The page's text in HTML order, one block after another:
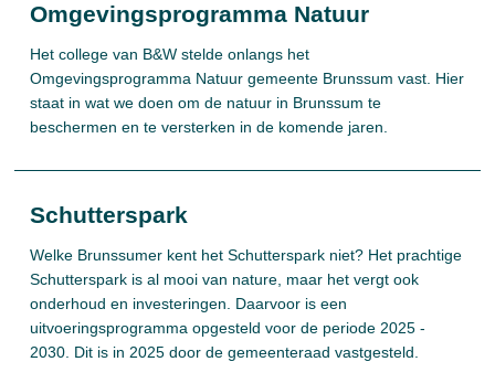
Omgevingsprogramma Natuur
Het college van B&W stelde onlangs het
Omgevingsprogramma Natuur gemeente Brunssum vast. Hier
staat in wat we doen om de natuur in Brunssum te
beschermen en te versterken in de komende jaren.
Schutterspark
Welke Brunssumer kent het Schutterspark niet? Het prachtige
Schutterspark is al mooi van nature, maar het vergt ook
onderhoud en investeringen. Daarvoor is een
uitvoeringsprogramma opgesteld voor de periode 2025 -
2030. Dit is in 2025 door de gemeenteraad vastgesteld.